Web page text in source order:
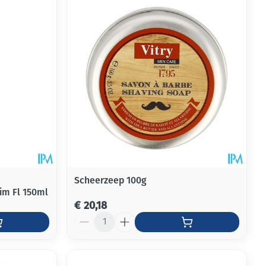
Fl 150ml
Scheerzeep 100g
€ 20,18